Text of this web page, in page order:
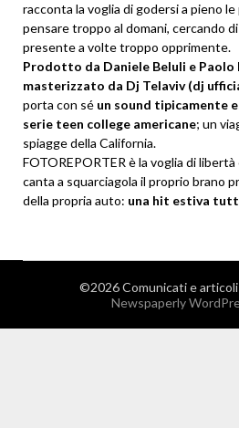
racconta la voglia di godersi a pieno
pensare troppo al domani, cercando
presente a volte troppo opprimente.
Prodotto da Daniele Beluli e Paolo
masterizzato da Dj Telaviv (dj
porta con sé un sound tipicamente
serie teen college americane; un
spiagge della California.
FOTOREPORTER è la voglia di
canta a squarciagola il proprio brano
della propria auto: una hit estiva
©2026 Comunicati e
Newspaperly